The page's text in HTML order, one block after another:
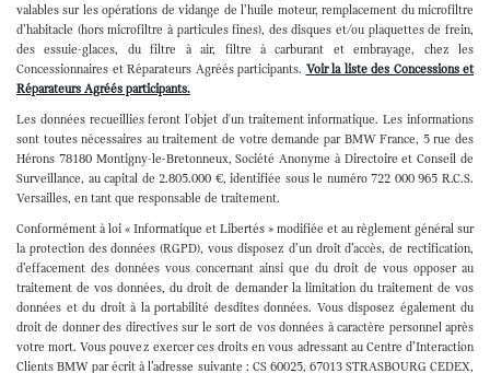
valables sur les opérations de vidange de l’huile moteur, remplacement du microfiltre
d’habitacle (hors microfiltre à particules fines), des disques et/ou plaquettes de frein,
des essuie-glaces, du filtre à air, filtre à carburant et embrayage, chez les
Concessionnaires et Réparateurs Agréés participants. Voir la liste des Concessions et
Réparateurs Agréés participants.
Les données recueillies feront l'objet d'un traitement informatique. Les informations
sont toutes nécessaires au traitement de votre demande par BMW France, 5 rue des
Hérons 78180 Montigny-le-Bretonneux, Société Anonyme à Directoire et Conseil de
Surveillance, au capital de 2.805.000 €, identifiée sous le numéro 722 000 965 R.C.S.
Versailles, en tant que responsable de traitement.
Conformément à loi « Informatique et Libertés » modifiée et au règlement général sur
la protection des données (RGPD), vous disposez d’un droit d’accès, de rectification,
d’effacement des données vous concernant ainsi que du droit de vous opposer au
traitement de vos données, du droit de demander la limitation du traitement de vos
données et du droit à la portabilité desdites données. Vous disposez également du
droit de donner des directives sur le sort de vos données à caractère personnel après
votre mort. Vous pouvez exercer ces droits en vous adressant au Centre d’Interaction
Clients BMW par écrit à l’adresse suivante : CS 60025, 67013 STRASBOURG CEDEX,